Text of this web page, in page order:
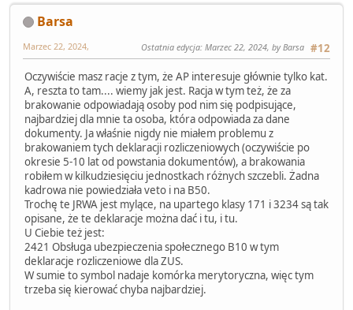
Barsa
#12
Marzec 22, 2024, Ostatnia edycja: Marzec 22, 2024, by Barsa
Oczywiście masz racje z tym, że AP interesuje głównie tylko kat.
A, reszta to tam.... wiemy jak jest. Racja w tym też, że za
brakowanie odpowiadają osoby pod nim się podpisujące,
najbardziej dla mnie ta osoba, która odpowiada za dane
dokumenty. Ja właśnie nigdy nie miałem problemu z
brakowaniem tych deklaracji rozliczeniowych (oczywiście po
okresie 5-10 lat od powstania dokumentów), a brakowania
robiłem w kilkudziesięciu jednostkach różnych szczebli. Żadna
kadrowa nie powiedziała veto i na B50.
Trochę te JRWA jest mylące, na upartego klasy 171 i 3234 są tak
opisane, że te deklaracje można dać i tu, i tu.
U Ciebie też jest:
2421 Obsługa ubezpieczenia społecznego B10 w tym
deklaracje rozliczeniowe dla ZUS.
W sumie to symbol nadaje komórka merytoryczna, więc tym
trzeba się kierować chyba najbardziej.